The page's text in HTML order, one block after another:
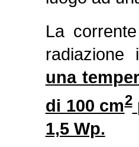
La
una
di 100 cm2
1,5 Wp.